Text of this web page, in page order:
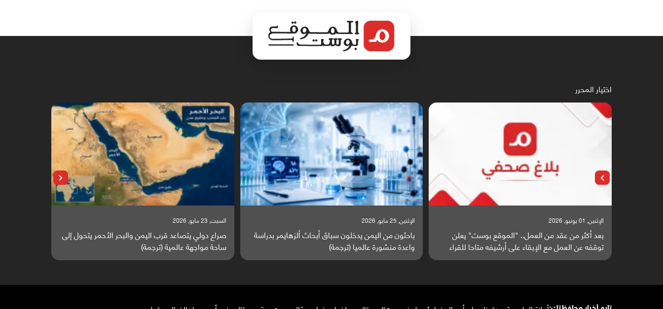
اختيار المحرر
الإثنين, 01 يونيو, 2026
بعد أكثر من عقد من العمل.. "الموقع بوست" يعلن
توقفه عن العمل مع الإبقاء على أرشيفه متاحا للقراء
الإثنين, 25 مايو, 2026
باحثون من اليمن يدخلون سباق أبحاث ألزهايمر بدراسة
واعدة منشورة عالميا (ترجمة)
السبت, 23 مايو, 2026
صراع دولي يتصاعد قرب اليمن والبحر الأحمر يتحول إلى
ساحة مواجهة عالمية (ترجمة)